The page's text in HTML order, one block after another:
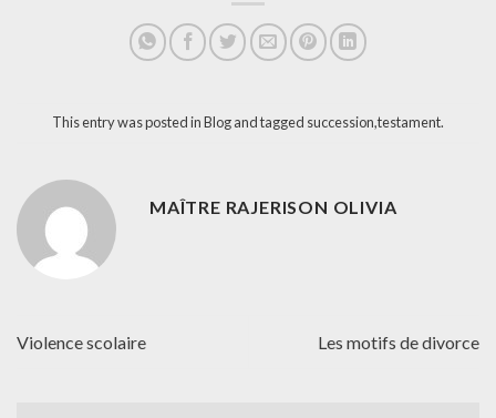
This entry was posted inBlogand tagged succession,testament.
MAÎTRE RAJERISON OLIVIA
Violence scolaire Les motifs de divorce